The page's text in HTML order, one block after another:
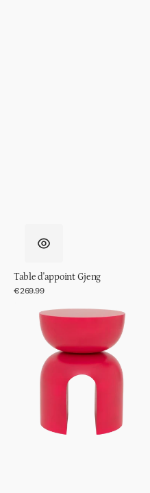
Table d'appoint Gjeng
Prix
€269.99
d'appoint